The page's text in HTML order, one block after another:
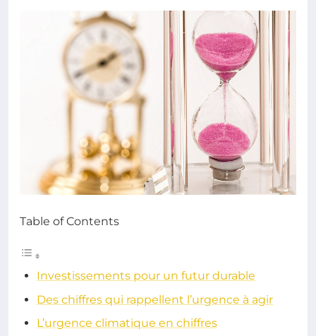
Table of Contents
Investissements pour un futur durable
Des chiffres qui rappellent l’urgence à agir
L’urgence climatique en chiffres